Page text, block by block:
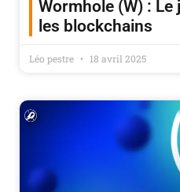
Wormhole (W) :
les blockchains
Léo pestre 18 avril 2025